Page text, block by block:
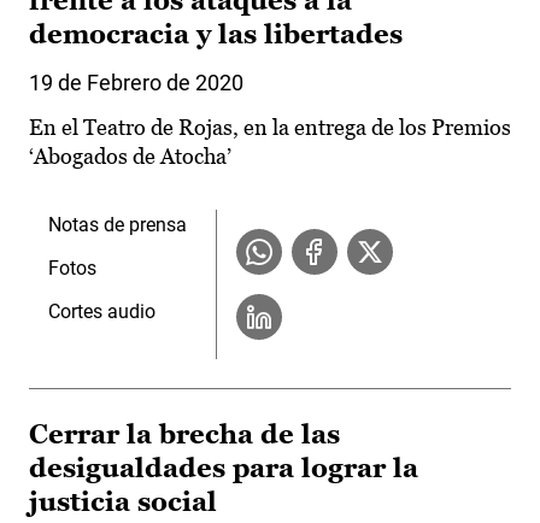
democracia y las libertades
19 de Febrero de 2020
En el Teatro de Rojas, en la entrega de los Premios
‘Abogados de Atocha’
Notas de prensa
Fotos
Cortes audio
Cerrar la brecha de las
desigualdades para lograr la
justicia social